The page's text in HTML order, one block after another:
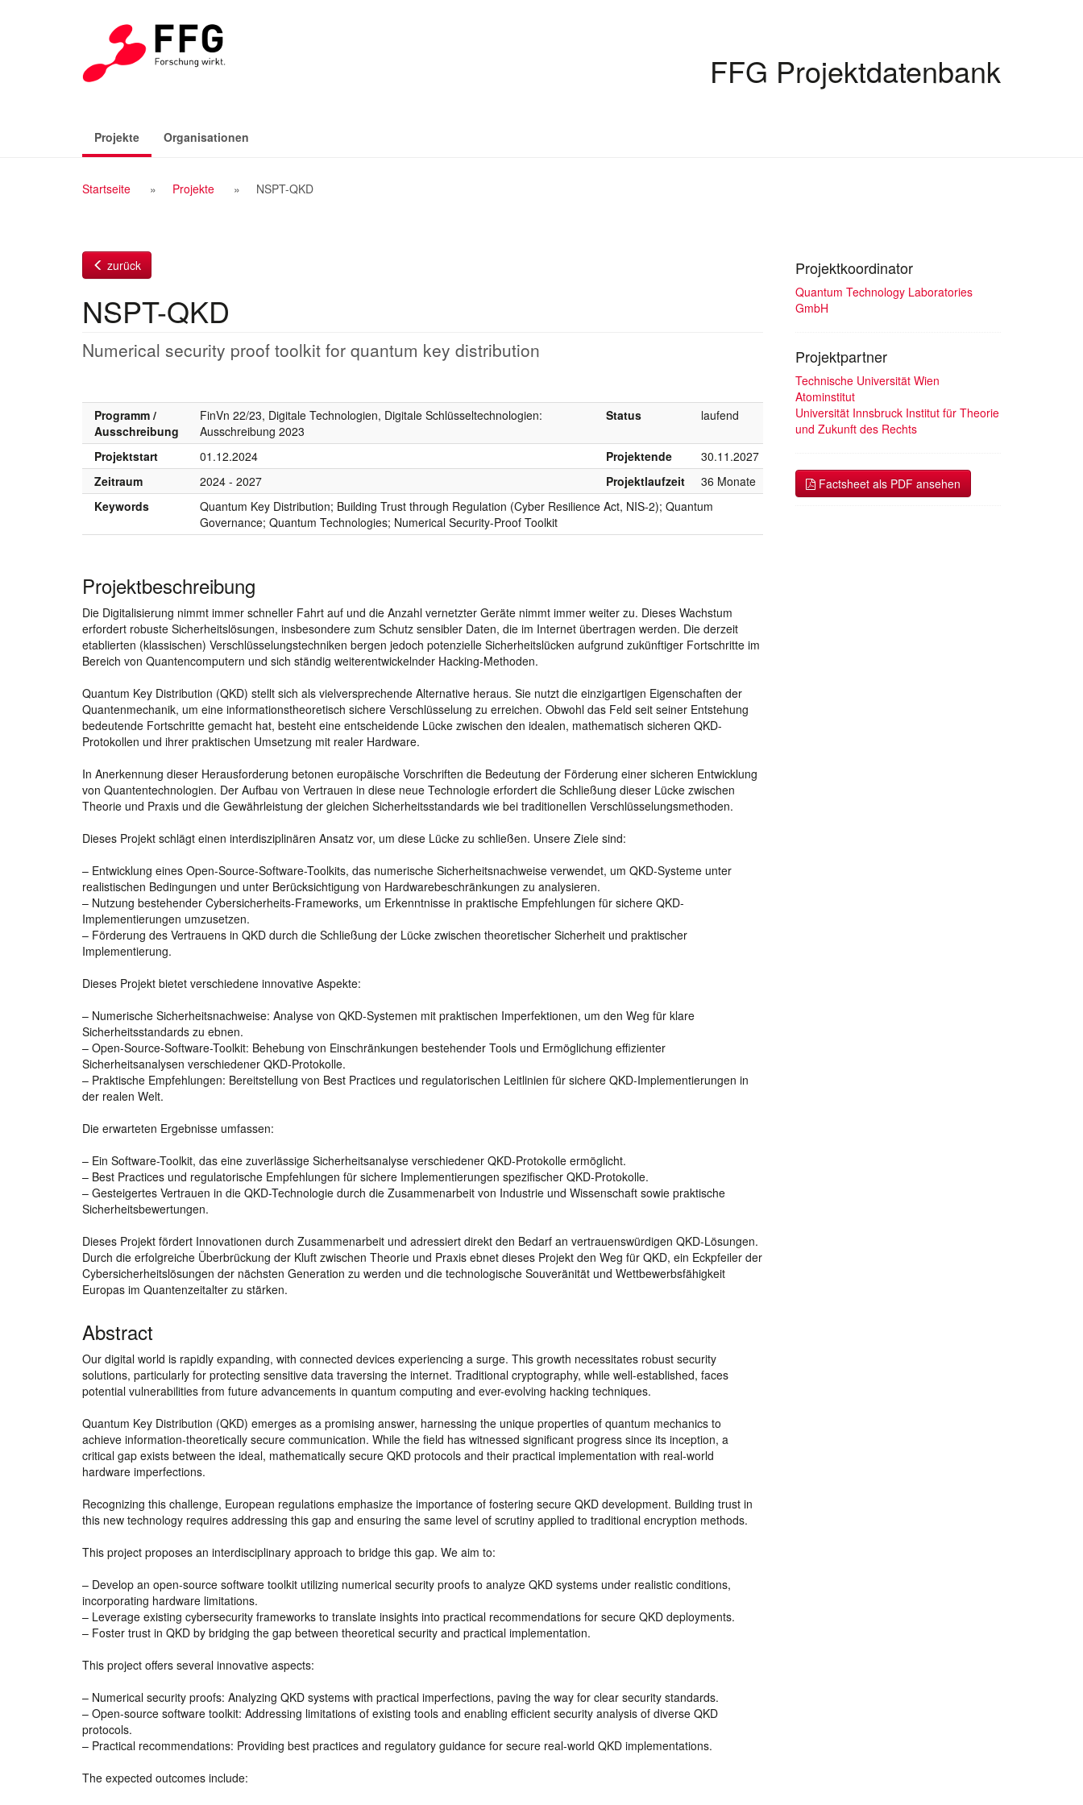
FFG Projektdatenbank
Projekte(aktiv)Organisationen
Breadcrumb
Startseite Projekte NSPT-QKD
zurück
NSPT-QKD
Numerical security proof toolkit for quantum key distribution
Programm /
Ausschreibung
FinVn 22/23, Digitale Technologien, Digitale Schlüsseltechnologien:
Ausschreibung 2023
Status laufend
Projektstart 01.12.2024 Projektende
30.11.2027
Zeitraum
2024 - 2027 Projektlaufzeit
36 Monate
Keywords
Quantum Key Distribution; Building Trust through Regulation (Cyber Resilience Act, NIS-2); Quantum
Governance; Quantum Technologies; Numerical Security-Proof Toolkit
Projektbeschreibung
Die Digitalisierung nimmt immer schneller Fahrt auf und die Anzahl vernetzter Geräte nimmt immer weiter zu. Dieses Wachstum
erfordert robuste Sicherheitslösungen, insbesondere zum Schutz sensibler Daten, die im Internet übertragen werden. Die derzeit
etablierten (klassischen) Verschlüsselungstechniken bergen jedoch potenzielle Sicherheitslücken aufgrund zukünftiger Fortschritte im
Bereich von Quantencomputern und sich ständig weiterentwickelnder Hacking-Methoden.
Quantum Key Distribution (QKD) stellt sich als vielversprechende Alternative heraus. Sie nutzt die einzigartigen Eigenschaften der
Quantenmechanik, um eine informationstheoretisch sichere Verschlüsselung zu erreichen. Obwohl das Feld seit seiner Entstehung
bedeutende Fortschritte gemacht hat, besteht eine entscheidende Lücke zwischen den idealen, mathematisch sicheren QKD-
Protokollen und ihrer praktischen Umsetzung mit realer Hardware.
In Anerkennung dieser Herausforderung betonen europäische Vorschriften die Bedeutung der Förderung einer sicheren Entwicklung
von Quantentechnologien. Der Aufbau von Vertrauen in diese neue Technologie erfordert die Schließung dieser Lücke zwischen
Theorie und Praxis und die Gewährleistung der gleichen Sicherheitsstandards wie bei traditionellen Verschlüsselungsmethoden.
Dieses Projekt schlägt einen interdisziplinären Ansatz vor, um diese Lücke zu schließen. Unsere Ziele sind:
– Entwicklung eines Open-Source-Software-Toolkits, das numerische Sicherheitsnachweise verwendet, um QKD-Systeme unter
realistischen Bedingungen und unter Berücksichtigung von Hardwarebeschränkungen zu analysieren.
– Nutzung bestehender Cybersicherheits-Frameworks, um Erkenntnisse in praktische Empfehlungen für sichere QKD-
Implementierungen umzusetzen.
– Förderung des Vertrauens in QKD durch die Schließung der Lücke zwischen theoretischer Sicherheit und praktischer
Implementierung.
Dieses Projekt bietet verschiedene innovative Aspekte:
– Numerische Sicherheitsnachweise: Analyse von QKD-Systemen mit praktischen Imperfektionen, um den Weg für klare
Sicherheitsstandards zu ebnen.
– Open-Source-Software-Toolkit: Behebung von Einschränkungen bestehender Tools und Ermöglichung effizienter
Sicherheitsanalysen verschiedener QKD-Protokolle.
– Praktische Empfehlungen: Bereitstellung von Best Practices und regulatorischen Leitlinien für sichere QKD-Implementierungen in
der realen Welt.
Die erwarteten Ergebnisse umfassen:
– Ein Software-Toolkit, das eine zuverlässige Sicherheitsanalyse verschiedener QKD-Protokolle ermöglicht.
– Best Practices und regulatorische Empfehlungen für sichere Implementierungen spezifischer QKD-Protokolle.
– Gesteigertes Vertrauen in die QKD-Technologie durch die Zusammenarbeit von Industrie und Wissenschaft sowie praktische
Sicherheitsbewertungen.
Dieses Projekt fördert Innovationen durch Zusammenarbeit und adressiert direkt den Bedarf an vertrauenswürdigen QKD-Lösungen.
Durch die erfolgreiche Überbrückung der Kluft zwischen Theorie und Praxis ebnet dieses Projekt den Weg für QKD, ein Eckpfeiler der
Cybersicherheitslösungen der nächsten Generation zu werden und die technologische Souveränität und Wettbewerbsfähigkeit
Europas im Quantenzeitalter zu stärken.
Abstract
Our digital world is rapidly expanding, with connected devices experiencing a surge. This growth necessitates robust security
solutions, particularly for protecting sensitive data traversing the internet. Traditional cryptography, while well-established, faces
potential vulnerabilities from future advancements in quantum computing and ever-evolving hacking techniques.
Quantum Key Distribution (QKD) emerges as a promising answer, harnessing the unique properties of quantum mechanics to
achieve information-theoretically secure communication. While the field has witnessed significant progress since its inception, a
critical gap exists between the ideal, mathematically secure QKD protocols and their practical implementation with real-world
hardware imperfections.
Recognizing this challenge, European regulations emphasize the importance of fostering secure QKD development. Building trust in
this new technology requires addressing this gap and ensuring the same level of scrutiny applied to traditional encryption methods.
This project proposes an interdisciplinary approach to bridge this gap. We aim to:
– Develop an open-source software toolkit utilizing numerical security proofs to analyze QKD systems under realistic conditions,
incorporating hardware limitations.
– Leverage existing cybersecurity frameworks to translate insights into practical recommendations for secure QKD deployments.
– Foster trust in QKD by bridging the gap between theoretical security and practical implementation.
This project offers several innovative aspects:
– Numerical security proofs: Analyzing QKD systems with practical imperfections, paving the way for clear security standards.
– Open-source software toolkit: Addressing limitations of existing tools and enabling efficient security analysis of diverse QKD
protocols.
– Practical recommendations: Providing best practices and regulatory guidance for secure real-world QKD implementations.
The expected outcomes include:
Projektkoordinator
Quantum Technology Laboratories
GmbH
Projektpartner
Technische Universität Wien
Atominstitut
Universität Innsbruck Institut für Theorie
und Zukunft des Rechts
Factsheet als PDF ansehen